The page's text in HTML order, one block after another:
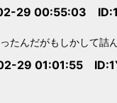
29 00:55:03
たんだがもしかして詰
29 01:01:55